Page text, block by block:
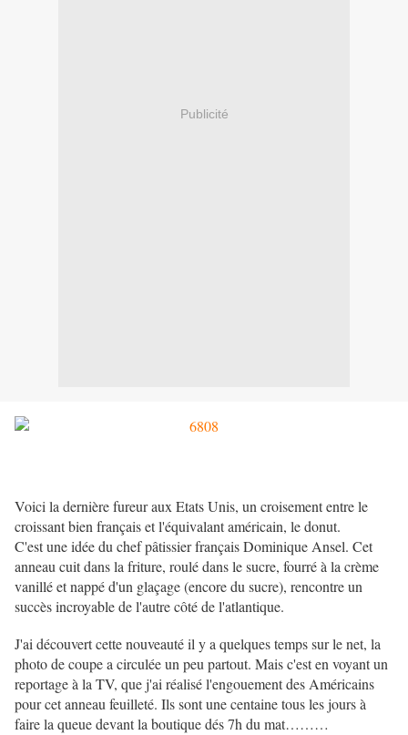
Publicité
Voici la dernière fureur aux Etats Unis, un croisement entre le
croissant bien français et l'équivalant américain, le donut.
C'est une idée du chef pâtissier français Dominique Ansel. Cet
anneau cuit dans la friture, roulé dans le sucre, fourré à la crème
vanillé et nappé d'un glaçage (encore du sucre), rencontre un
succès incroyable de l'autre côté de l'atlantique.
J'ai découvert cette nouveauté il y a quelques temps sur le net, la
photo de coupe a circulée un peu partout. Mais c'est en voyant un
reportage à la TV, que j'ai réalisé l'engouement des Américains
pour cet anneau feuilleté. Ils sont une centaine tous les jours à
faire la queue devant la boutique dés 7h du mat………